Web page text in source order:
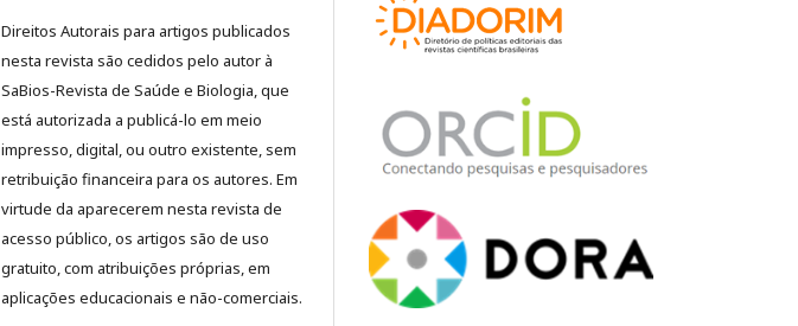
Direitos Autorais para artigos publicados
nesta revista são cedidos pelo autor à
SaBios-Revista de Saúde e Biologia, que
está autorizada a publicá-lo em meio
impresso, digital, ou outro existente, sem
retribuição financeira para os autores. Em
virtude da aparecerem nesta revista de
acesso público, os artigos são de uso
gratuito, com atribuições próprias, em
aplicações educacionais e não-comerciais.